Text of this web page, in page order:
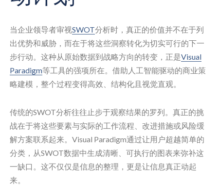
当企业领导者审视SWOT分析时，真正的价值并不在于列
出优势和威胁，而在于将这些洞察转化为切实可行的下一
步行动。这种从原始数据到战略方向的转变，正是Visual
Paradigm等工具的强项所在。借助人工智能驱动的商业策
略建模，整个过程变得高效、结构化且视觉直观。
传统的SWOT分析往往止步于观察结果的罗列。真正的挑
战在于将这些要素与实际的工作流程、改进措施或风险缓
解方案联系起来。Visual Paradigm通过让用户超越简单的
分类，从SWOT数据中生成清晰、可执行的图表来弥补这
一缺口。这不仅仅是信息的整理，更是让信息真正动起
来。